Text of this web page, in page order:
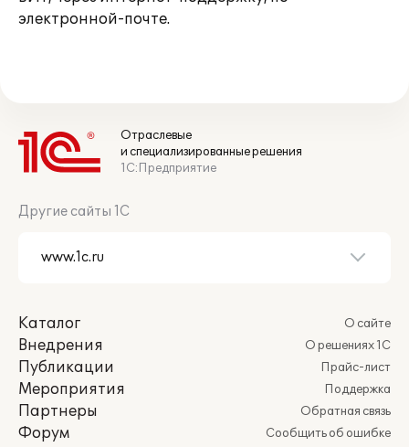
электронной-почте.
Отраслевые
и специализированные решения
1С:Предприятие
Другие сайты 1С
Каталог
Внедрения
Публикации
Мероприятия
Партнеры
Форум
О сайте
О решениях 1С
Прайс-лист
Поддержка
Обратная связь
Сообщить об ошибке